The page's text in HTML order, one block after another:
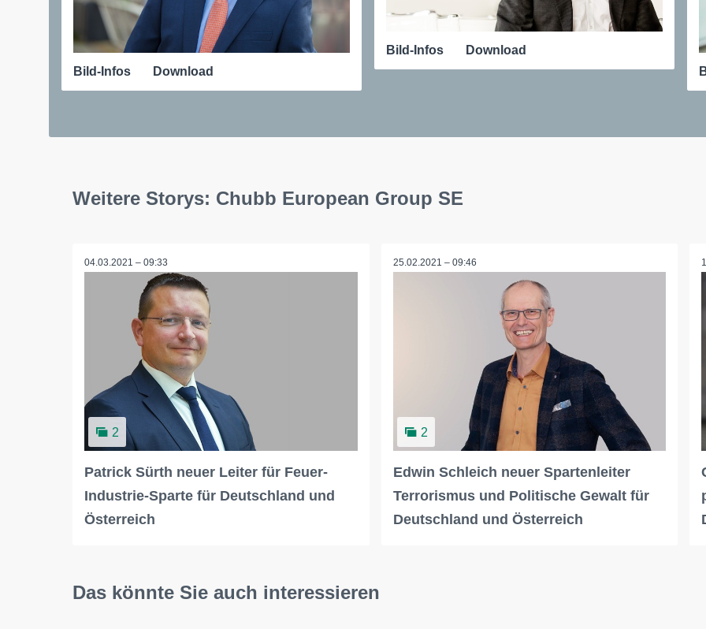
Bild-Infos Download
Bild-Infos
Download
Weitere Storys: Chubb European Group SE
04.03.2021 – 09:33
2
Patrick Sürth neuer Leiter für Feuer-
Industrie-Sparte für Deutschland und
Österreich
25.02.2021 – 09:46
2
Edwin Schleich neuer Spartenleiter
Terrorismus und Politische Gewalt für
Deutschland und Österreich
Das könnte Sie auch interessieren